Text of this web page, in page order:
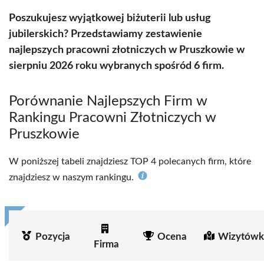
Poszukujesz wyjątkowej biżuterii lub usług
jubilerskich? Przedstawiamy zestawienie
najlepszych pracowni złotniczych w Pruszkowie w
sierpniu 2026 roku wybranych spośród 6 firm.
Porównanie Najlepszych Firm w
Rankingu Pracowni Złotniczych w
Pruszkowie
W poniższej tabeli znajdziesz TOP 4 polecanych firm, które
znajdziesz w naszym rankingu.
Pozycja
Firma
Ocena